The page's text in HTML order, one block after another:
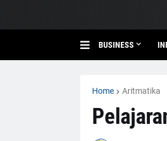
BUSINESS
Home Aritmatika